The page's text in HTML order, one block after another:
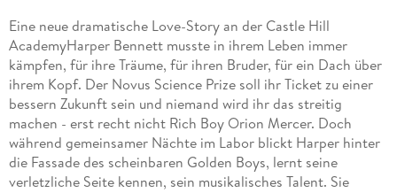
Eine neue dramatische Love-Story an der Castle Hill
AcademyHarper Bennett musste in ihrem Leben immer
kämpfen, für ihre Träume, für ihren Bruder, für ein Dach über
ihrem Kopf. Der Novus Science Prize soll ihr Ticket zu einer
bessern Zukunft sein und niemand wird ihr das streitig
machen - erst recht nicht Rich Boy Orion Mercer. Doch
während gemeinsamer Nächte im Labor blickt Harper hinter
die Fassade des scheinbaren Golden Boys, lernt seine
verletzliche Seite kennen, sein musikalisches Talent. Sie